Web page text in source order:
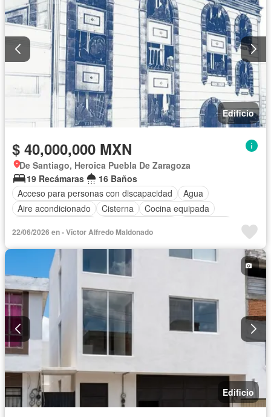
Edificio
$ 40,000,000 MXN
De Santiago, Heroica Puebla De Zaragoza
19 Recámaras
16 Baños
Acceso para personas con discapacidad
Agua
Aire acondicionado
Cisterna
Cocina equipada
Estacionamiento
Internet Sala polivalente
22/06/2026 en - Víctor Alfredo Maldonado
Edificio